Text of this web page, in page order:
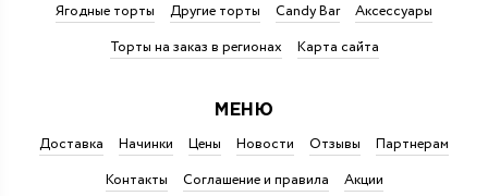
Ягодные торты
Другие торты Candy Bar
Аксессуары
Торты на заказ в регионах
Карта сайта
МЕНЮ
Доставка Начинки Цены Новости Отзывы
Партнерам
Контакты
Соглашение и правила Акции